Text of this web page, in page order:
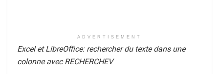
ADVERTISEMENT
Excel et LibreOffice: rechercher du texte dans une
colonne avec RECHERCHEV